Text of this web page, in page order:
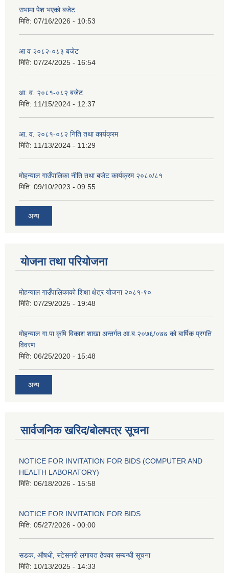
सभामा पेश भएको बजेट
मिति: 07/16/2026 - 10:53
आ व २०८२-०८३ बजेट
मिति: 07/24/2025 - 16:54
आ. व. २०८१-०८२ बजेट
मिति: 11/15/2024 - 12:37
आ. व. २०८१-०८२ निति तथा कार्यक्रम
मिति: 11/13/2024 - 11:29
मोहन्याल गाउँपालिका नीति तथा बजेट कार्यक्रम २०८०/८१
मिति: 09/10/2023 - 09:55
अन्य
योजना तथा परियोजना
मोहन्याल गाउँपालिकाको शिक्षा क्षेत्र योजना २०८१-९०
मिति: 07/29/2025 - 19:48
मोहन्याल गा.पा कृषि विकाश शाखा अन्तर्गत आ.ब.२०७६/०७७ को बार्षिक प्रगति
विवरण
मिति: 06/25/2020 - 15:48
अन्य
सार्वजनिक खरिद/बोलपत्र सूचना
NOTICE FOR INVITATION FOR BIDS (COMPUTER AND
HEALTH LABORATORY)
मिति: 06/18/2026 - 15:58
NOTICE FOR INVITATION FOR BIDS
मिति: 05/27/2026 - 00:00
सडक, औषधी, स्टेसनरी लगायत ठेक्का सम्बन्धी सूचना
मिति: 10/13/2025 - 14:33